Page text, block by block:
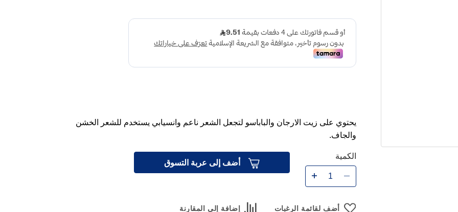
يحتوي على زيت الارجان والباباسو لتجعل الشعر ناعم وانسيابي يستخدم للشعر الخشن
والجاف.
الكمية
أضف إلى عربة التسوق
أضف لقائمة الرغبات إضافة إلى المقارنة